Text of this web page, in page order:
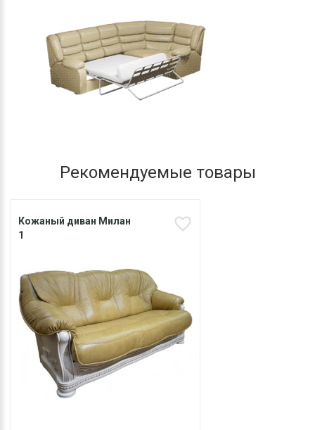
Рекомендуемые товары
Кожаный диван Милан
1